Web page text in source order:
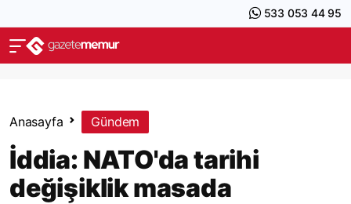
533 053 44 95
Anasayfa Gündem
İddia: NATO'da tarihi
değişiklik masada